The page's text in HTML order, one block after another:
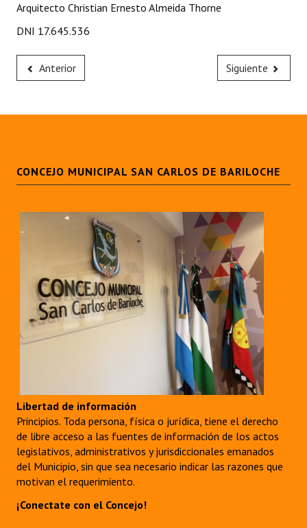
Arquitecto Christian Ernesto Almeida Thorne
DNI 17.645.536
Anterior Siguiente
CONCEJO MUNICIPAL SAN CARLOS DE BARILOCHE
Libertad de información
Principios. Toda persona, física o jurídica, tiene el derecho
de libre acceso a las fuentes de información de los actos
legislativos, administrativos y jurisdiccionales emanados
del Municipio, sin que sea necesario indicar las razones que
motivan el requerimiento.
¡Conectate con el Concejo!